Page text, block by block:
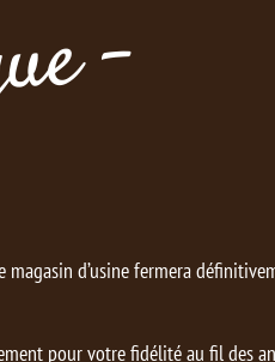
-
d’usine fermera
pour votre fidélité au fil des